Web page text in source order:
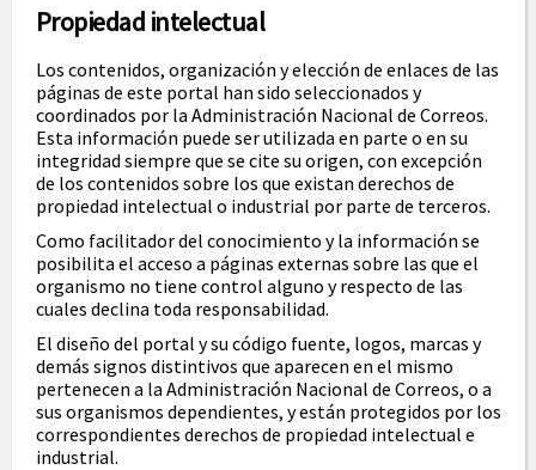
Propiedad intelectual
Los contenidos, organización y elección de enlaces de las
páginas de este portal han sido seleccionados y
coordinados por la Administración Nacional de Correos.
Esta información puede ser utilizada en parte o en su
integridad siempre que se cite su origen, con excepción
de los contenidos sobre los que existan derechos de
propiedad intelectual o industrial por parte de terceros.
Como facilitador del conocimiento y la información se
posibilita el acceso a páginas externas sobre las que el
organismo no tiene control alguno y respecto de las
cuales declina toda responsabilidad.
El diseño del portal y su código fuente, logos, marcas y
demás signos distintivos que aparecen en el mismo
pertenecen a la Administración Nacional de Correos, o a
sus organismos dependientes, y están protegidos por los
correspondientes derechos de propiedad intelectual e
industrial.